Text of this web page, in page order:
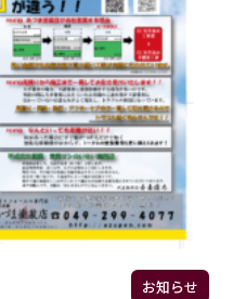
お知らせ